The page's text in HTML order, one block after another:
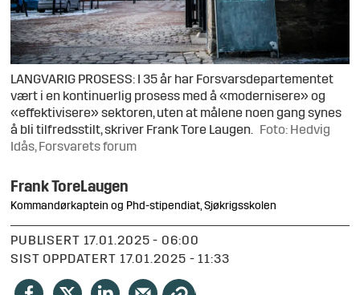
LANGVARIG PROSESS: I 35 år har Forsvarsdepartementet
vært i en kontinuerlig prosess med å «modernisere» og
«effektivisere» sektoren, uten at målene noen gang synes
å bli tilfredsstilt, skriver Frank Tore Laugen.
Foto: Hedvig
Idås, Forsvarets forum
Frank ToreLaugen
Kommandørkaptein og Phd-stipendiat, Sjøkrigsskolen
PUBLISERT
17.01.2025 - 06:00
SIST OPPDATERT
17.01.2025 - 11:33